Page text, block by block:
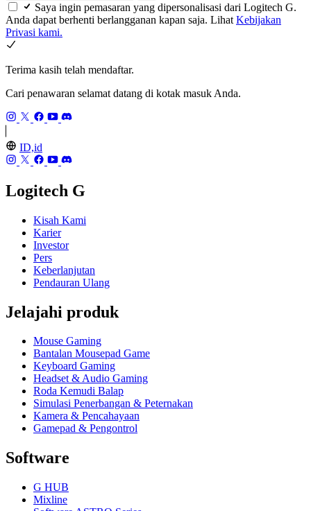
Saya ingin pemasaran yang dipersonalisasi dari Logitech G.
Anda dapat berhenti berlangganan kapan saja. Lihat Kebijakan
Privasi kami.
Terima kasih telah mendaftar.
Cari penawaran selamat datang di kotak masuk Anda.
ID,id
Logitech G
Kisah Kami
Karier
Investor
Pers
Keberlanjutan
Pendauran Ulang
Jelajahi produk
Mouse Gaming
Bantalan Mousepad Game
Keyboard Gaming
Headset & Audio Gaming
Roda Kemudi Balap
Simulasi Penerbangan & Peternakan
Kamera & Pencahayaan
Gamepad & Pengontrol
Software
G HUB
Mixline